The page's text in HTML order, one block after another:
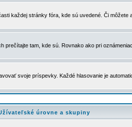
každej stránky fóra, kde sú uvedené. Či
tam, kde sú. Rovnako ako pri
svoje príspevky. Každé hlasovanie je
úrovne a skupiny